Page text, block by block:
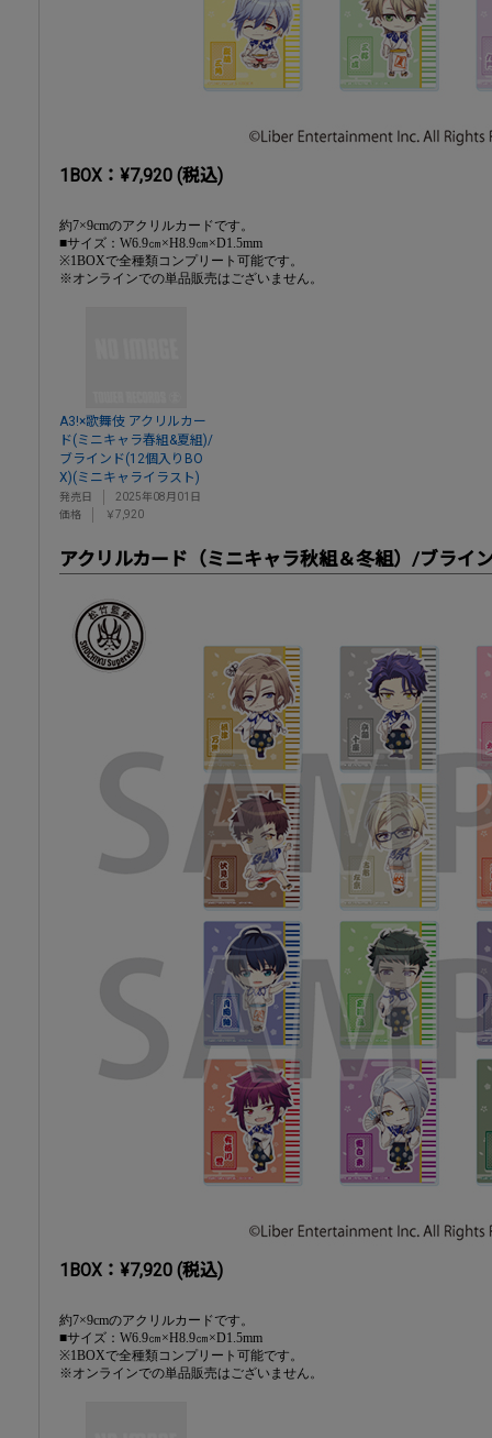
1BOX：¥7,920 (税込)
約7×9cmのアクリルカードです。
■サイズ：W6.9㎝×H8.9㎝×D1.5mm
※1BOXで全種類コンプリート可能です。
※オンラインでの単品販売はございません。
A3!×歌舞伎 アクリルカー
ド(ミニキャラ春組&夏組)/
ブラインド(12個入りBO
X)(ミニキャライラスト)
発売日
2025年08月01日
価格
￥7,920
アクリルカード（ミニキャラ秋組＆冬組）/ブライ
1BOX：¥7,920 (税込)
約7×9cmのアクリルカードです。
■サイズ：W6.9㎝×H8.9㎝×D1.5mm
※1BOXで全種類コンプリート可能です。
※オンラインでの単品販売はございません。